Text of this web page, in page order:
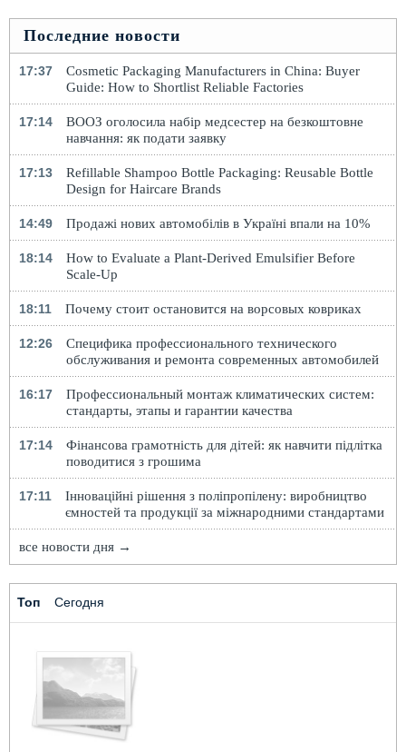
Последние новости
17:37
Cosmetic Packaging Manufacturers in China: Buyer
Guide: How to Shortlist Reliable Factories
17:14
ВООЗ оголосила набір медсестер на безкоштовне
навчання: як подати заявку
17:13
Refillable Shampoo Bottle Packaging: Reusable Bottle
Design for Haircare Brands
14:49 Продажі нових автомобілів в Україні впали на 10%
18:14
How to Evaluate a Plant-Derived Emulsifier Before
Scale-Up
18:11 Почему стоит остановится на ворсовых ковриках
12:26
Специфика профессионального технического
обслуживания и ремонта современных автомобилей
16:17
Профессиональный монтаж климатических систем:
стандарты, этапы и гарантии качества
17:14
Фінансова грамотність для дітей: як навчити підлітка
поводитися з грошима
17:11
Інноваційні рішення з поліпропілену: виробництво
ємностей та продукції за міжнародними стандартами
все новости дня →
Топ Сегодня